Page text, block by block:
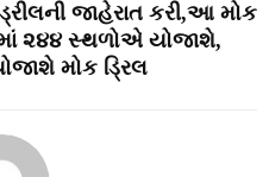
જાહેરાત કરી,આ મોક
૨૪૪ સ્‍થળોએ યોજાશે,
મોક ડ્રિલ